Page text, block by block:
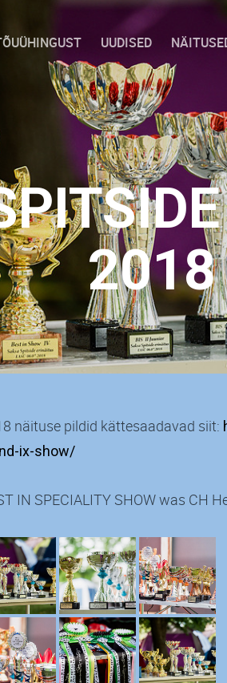
UUDISED
2018
näituse pildid kättesaadavad siit:
ix-show/
IN SPECIALITY SHOW was CH